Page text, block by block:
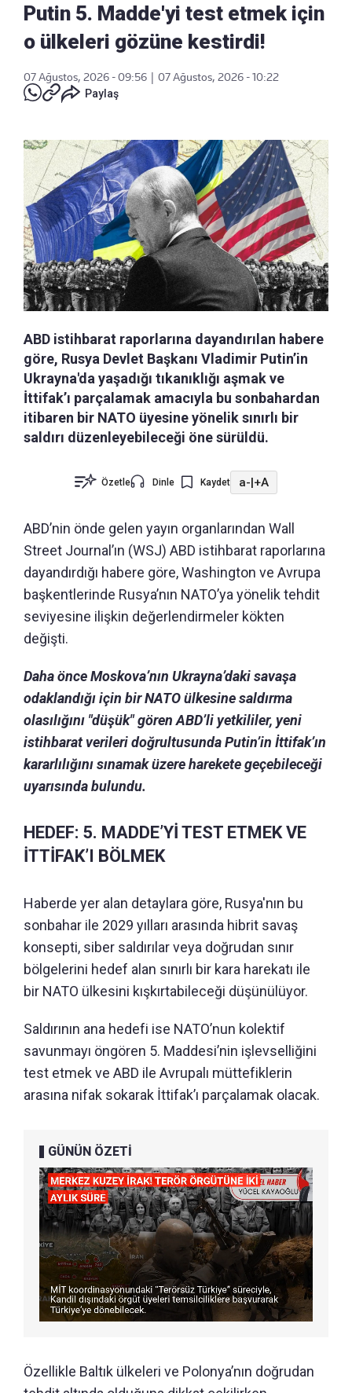
Putin 5. Madde'yi test etmek için
o ülkeleri gözüne kestirdi!
07 Ağustos, 2026 - 09:56
07 Ağustos, 2026 - 10:22
Paylaş
ABD istihbarat raporlarına dayandırılan habere
göre, Rusya Devlet Başkanı Vladimir Putin’in
Ukrayna'da yaşadığı tıkanıklığı aşmak ve
İttifak’ı parçalamak amacıyla bu sonbahardan
itibaren bir NATO üyesine yönelik sınırlı bir
saldırı düzenleyebileceği öne sürüldü.
Özetle Dinle Kaydet a-|+A
ABD’nin önde gelen yayın organlarından Wall
Street Journal’ın (WSJ) ABD istihbarat raporlarına
dayandırdığı habere göre, Washington ve Avrupa
başkentlerinde Rusya’nın NATO’ya yönelik tehdit
seviyesine ilişkin değerlendirmeler kökten
değişti.
Daha önce Moskova’nın Ukrayna’daki savaşa
odaklandığı için bir NATO ülkesine saldırma
olasılığını "düşük" gören ABD’li yetkililer, yeni
istihbarat verileri doğrultusunda Putin’in İttifak’ın
kararlılığını sınamak üzere harekete geçebileceği
uyarısında bulundu.
HEDEF: 5. MADDE’Yİ TEST ETMEK VE
İTTİFAK’I BÖLMEK
Haberde yer alan detaylara göre, Rusya'nın bu
sonbahar ile 2029 yılları arasında hibrit savaş
konsepti, siber saldırılar veya doğrudan sınır
bölgelerini hedef alan sınırlı bir kara harekatı ile
bir NATO ülkesini kışkırtabileceği düşünülüyor.
Saldırının ana hedefi ise NATO’nun kolektif
savunmayı öngören 5. Maddesi’nin işlevselliğini
test etmek ve ABD ile Avrupalı müttefiklerin
arasına nifak sokarak İttifak’ı parçalamak olacak.
GÜNÜN ÖZETİ
Özellikle Baltık ülkeleri ve Polonya’nın doğrudan